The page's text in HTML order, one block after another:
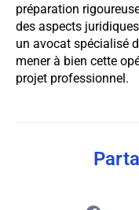
préparation
des aspects
un avocat spécialisé
mener à bien cette
projet professionnel.